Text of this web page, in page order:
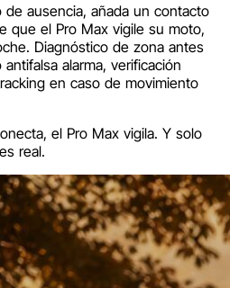
de ausencia, añada un contacto
que el Pro Max vigile su moto,
Diagnóstico de zona antes
alarma, verificación
en caso de movimiento
el Pro Max vigila. Y solo
real.